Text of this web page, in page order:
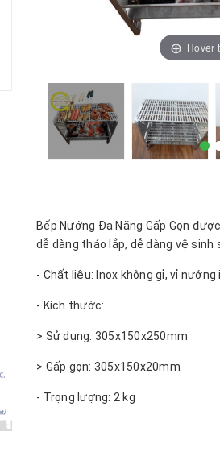
Hover
Bếp Nướng Đa Năng Gấp Gọn
dễ dàng tháo lắp, dễ dàng vệ sinh
- Chất liệu: Inox không gỉ, vỉ
- Kích thước:
> Sử dụng: 305x150x250mm
> Gấp gọn: 305x150x20mm
- Trọng lượng: 2 kg